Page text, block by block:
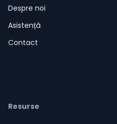
Despre noi
Asistență
Contact
Resurse